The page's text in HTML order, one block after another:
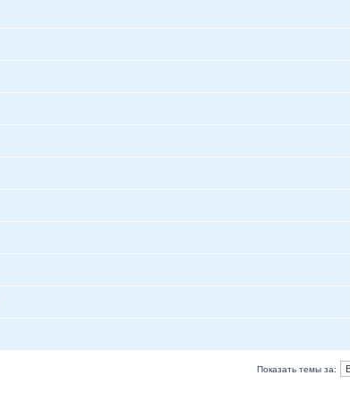
Показать темы за: